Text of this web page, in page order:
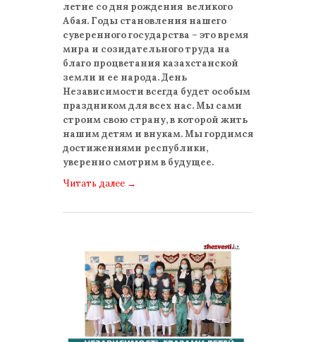
летие со дня рождения великого
Абая. Годы становления нашего
суверенного государства – это время
мира и созидательного труда на
благо процветания казахстанской
земли и ее народа. День
Независимости всегда будет особым
праздником для всех нас. Мы сами
строим свою страну, в которой жить
нашим детям и внукам. Мы гордимся
достижениями республики,
уверенно смотрим в будущее.
Читать далее →